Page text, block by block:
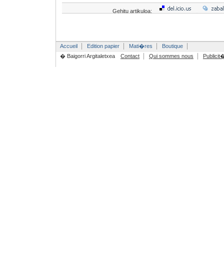
Gehitu artikuloa:
Accueil Edition papier Mati�res
Boutique
� Baigorri Argitaletxea
Contact Qui sommes nous